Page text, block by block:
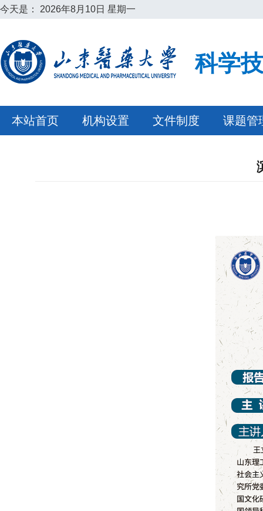
今天是： 2026年8月10日 星期一
科学
本站首页 机构设置 文件制度 课题管